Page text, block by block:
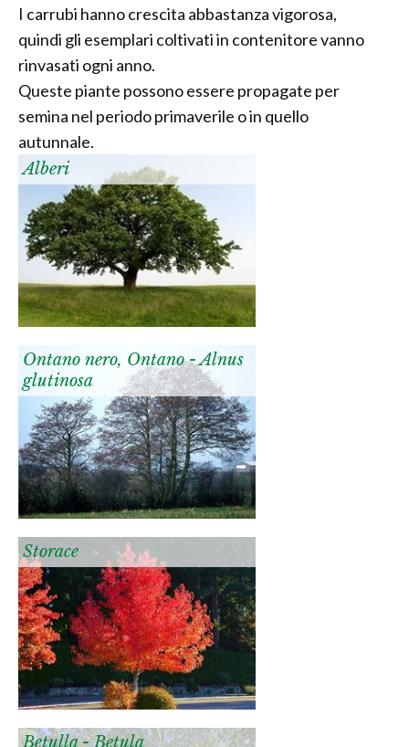
I carrubi hanno crescita abbastanza vigorosa,
quindi gli esemplari coltivati in contenitore vanno
rinvasati ogni anno.
Queste piante possono essere propagate per
semina nel periodo primaverile o in quello
autunnale.
Alberi
Ontano nero, Ontano - Alnus
glutinosa
Storace
Betulla - Betula